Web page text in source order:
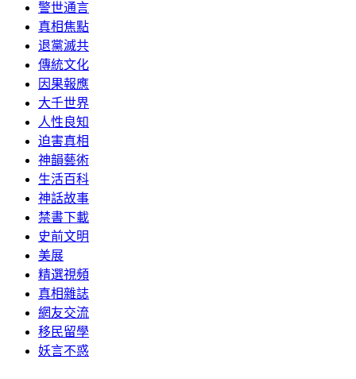
警世通言
真相焦點
退黨滅共
傳統文化
因果報應
大千世界
人性良知
迫害真相
神韻藝術
生活百科
神話故事
禁書下載
史前文明
美展
精選視頻
真相雜誌
網友交流
移民留學
妖言不惑